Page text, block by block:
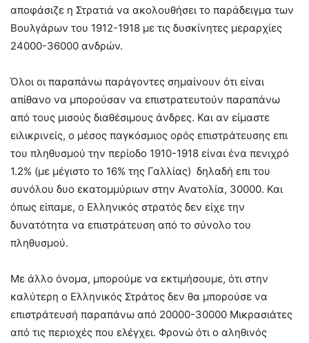
αποφάσιζε η Στρατιά να ακολουθήσει το παράδειγμα των
Βουλγάρων του 1912-1918 με τις δυσκίνητες μεραρχίες
24000-36000 ανδρών.
Όλοι οι παραπάνω παράγοντες σημαίνουν ότι είναι
απίθανο να μπορούσαν να επιστρατευτούν παραπάνω
από τους μισούς διαθέσιμους άνδρες. Και αν είμαστε
ειλικρινείς, ο μέσος παγκόσμιος ορός επιστράτευσης επι
του πληθυσμού την περίοδο 1910-1918 είναι ένα πενιχρό
1.2% (με μέγιστο το 16% της Γαλλίας) δηλαδή επι του
συνόλου δυο εκατομμύριων στην Ανατολία, 30000. Και
όπως είπαμε, ο Ελληνικός στρατός δεν είχε την
δυνατότητα να επιστράτευση από το σύνολο του
πληθυσμού.
Με άλλο όνομα, μπορούμε να εκτιμήσουμε, ότι στην
καλύτερη ο Ελληνικός Στράτος δεν θα μπορούσε να
επιστράτευσή παραπάνω από 20000-30000 Μικρασιάτες
από τις περιοχές που ελέγχει. Φρονώ ότι ο αληθινός